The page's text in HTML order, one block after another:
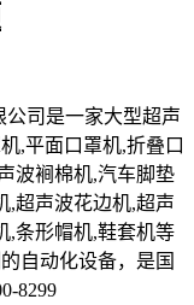
司是一家大型超声
,平面口罩机,折叠口
波裥棉机,汽车脚垫
,超声波花边机,超声
,条形帽机,鞋套机等
自动化设备，是国
8299